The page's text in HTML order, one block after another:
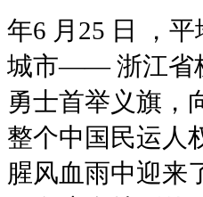
1998 年6 月25 日
城市—— 浙江省
勇士首举义旗，
整个中国民运人
腥风血雨中迎来